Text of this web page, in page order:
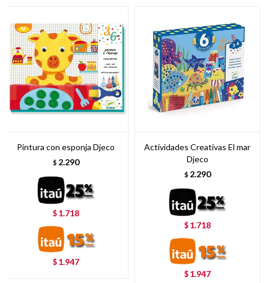
Pintura con esponja Djeco
$ 2.290
$ 1.718
$ 1.947
Actividades Creativas El mar
Djeco
$ 2.290
$ 1.718
$ 1.947